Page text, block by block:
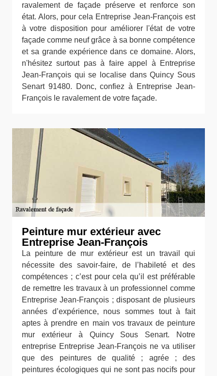
ravalement de façade préserve et renforce son
état. Alors, pour cela Entreprise Jean-François est
à votre disposition pour améliorer l'état de votre
façade comme neuf grâce à sa bonne compétence
et sa grande expérience dans ce domaine. Alors,
n'hésitez surtout pas à faire appel à Entreprise
Jean-François qui se localise dans Quincy Sous
Senart 91480. Donc, confiez à Entreprise Jean-
François le ravalement de votre façade.
Peinture mur extérieur avec
Entreprise Jean-François
La peinture de mur extérieur est un travail qui
nécessite des savoir-faire, de l’habileté et des
compétences ; c’est pour cela qu’il est préférable
de remettre les travaux à un professionnel comme
Entreprise Jean-François ; disposant de plusieurs
années d’expérience, nous sommes tout à fait
aptes à prendre en main vos travaux de peinture
mur extérieur à Quincy Sous Senart. Notre
entreprise Entreprise Jean-François ne va utiliser
que des peintures de qualité ; agrée ; des
peintures écologiques qui ne sont pas nocifs pour